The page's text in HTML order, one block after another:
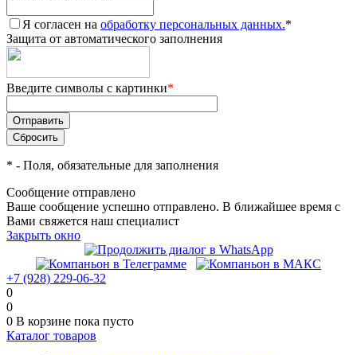
Я согласен на обработку персональных данных.*
Защита от автоматического заполнения
Введите символы с картинки*
* - Поля, обязательные для заполнения
Сообщение отправлено
Ваше сообщение успешно отправлено. В ближайшее время с
Вами свяжется наш специалист
Закрыть окно
+7 (928) 229-06-32
0
0
0 В корзине пока пусто
Каталог товаров